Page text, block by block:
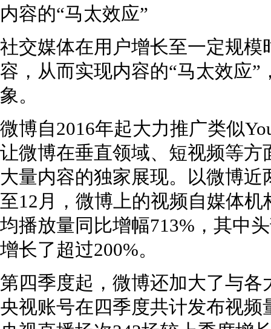
内容的“马太效应”
社交媒体在用户增长至一定规
容，从而实现内容的“马太效应
象。
微博自2016年起大力推广类似
让微博在垂直领域、短视频等
大量内容的独家展现。以微博
至12月，微博上的视频自媒体
均播放量同比增幅713%，其中
增长了超过200%。
第四季度起，微博还加大了与
央视账号在四季度共计发布视频